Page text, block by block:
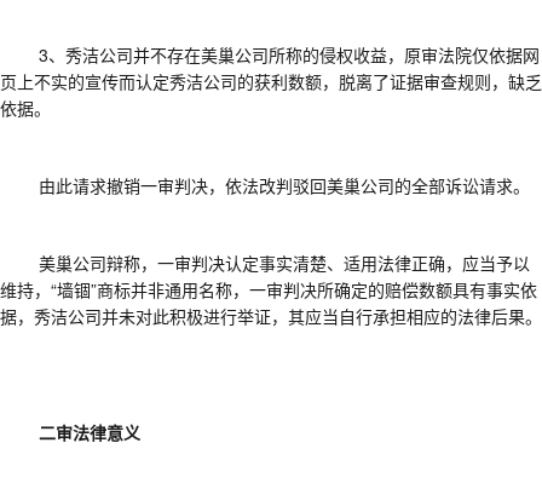
3、 秀洁公司并不存在美巢公司所称的侵权收益，原审法院仅依据网
页上不实的宣传而认定秀洁公司的获利数额，脱离了证据审查规则，缺乏
依据。
由此请求撤销一审判决，依法改判驳回美巢公司的全部诉讼请求。
美巢公司辩称，一审判决认定事实清楚、适用法律正确，应当予以
维持， “墙锢”商标并非通用名称，一审判决所确定的赔偿数额具有事实依
据，秀洁公司并未对此积极进行举证，其应当自行承担相应的法律后果。
二审法律意义